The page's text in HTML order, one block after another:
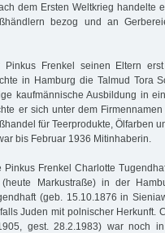
dem Ersten Weltkrieg handelte
bezog und an
Pinkus Frenkel seinen Eltern
in Hamburg die Talmud Tora
kaufmännische Ausbildung in
er sich unter dem
für Teerprodukte, Ölfarben
bis Februar 1936 Mitinhaberin.
Pinkus Frenkel Charlotte
Markustraße) in der
(geb. 15.10.1876 in
Juden mit polnischer Herkunft.
gest. 28.2.1983) war noch